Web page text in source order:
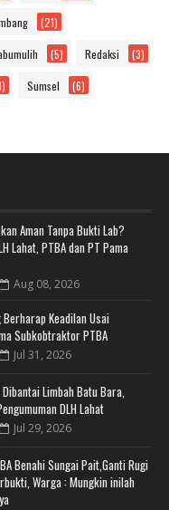
(21)
(5) Redaksi (3)
Sumsel (6)
Aman Tanpa Bukti Lab?
Lahat, PTBA dan PT Pama
Aug 08, 2026
Keadilan Usai
Subkobtraktor PTBA
Jul 31, 2026
Limbah Batu Bara,
DLH Lahat
Jul 29, 2026
Benahi Sungai Pait,Ganti Rugi
Warga : Mungkin inilah